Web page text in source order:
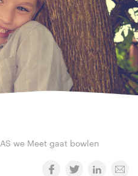
AS we Meet gaat bowlen